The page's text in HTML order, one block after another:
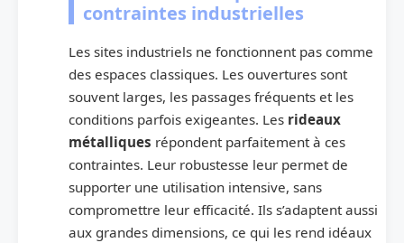
contraintes industrielles
Les sites industriels ne fonctionnent pas comme
des espaces classiques. Les ouvertures sont
souvent larges, les passages fréquents et les
conditions parfois exigeantes. Les rideaux
métalliques répondent parfaitement à ces
contraintes. Leur robustesse leur permet de
supporter une utilisation intensive, sans
compromettre leur efficacité. Ils s’adaptent aussi
aux grandes dimensions, ce qui les rend idéaux